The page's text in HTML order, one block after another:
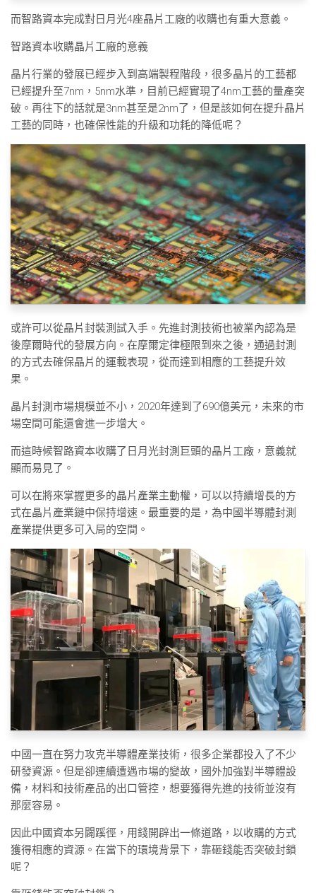
而智路資本完成對日月光4座晶片工廠的收購也有重大意義。
智路資本收購晶片工廠的意義
晶片行業的發展已經步入到高端製程階段，很多晶片的工藝都
已經提升至7nm，5nm水準，目前已經實現了4nm工藝的量產突
破。再往下的話就是3nm甚至是2nm了，但是該如何在提升晶片
工藝的同時，也確保性能的升級和功耗的降低呢？
或許可以從晶片封裝測試入手。先進封測技術也被業內認為是
後摩爾時代的發展方向。在摩爾定律極限到來之後，通過封測
的方式去確保晶片的運載表現，從而達到相應的工藝提升效
果。
晶片封測市場規模並不小，2020年達到了690億美元，未來的市
場空間可能還會進一步增大。
而這時候智路資本收購了日月光封測巨頭的晶片工廠，意義就
顯而易見了。
可以在將來掌握更多的晶片產業主動權，可以以持續增長的方
式在晶片產業鏈中保持增速。最重要的是，為中國半導體封測
產業提供更多可入局的空間。
中國一直在努力攻克半導體產業技術，很多企業都投入了不少
研發資源。但是卻連續遭遇市場的變故，國外加強對半導體設
備，材料和技術產品的出口管控，想要獲得先進的技術並沒有
那麼容易。
因此中國資本另闢蹊徑，用錢開辟出一條道路，以收購的方式
獲得相應的資源。在當下的環境背景下，靠砸錢能否突破封鎖
呢？